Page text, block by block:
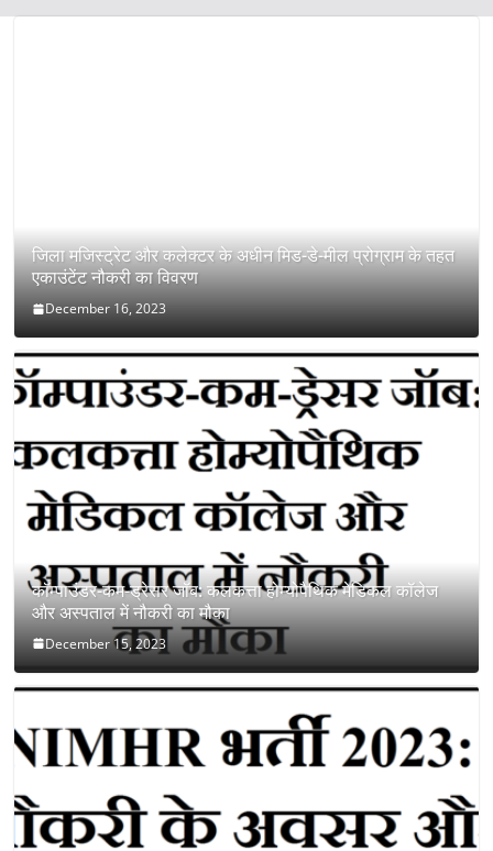
जिला मजिस्ट्रेट और कलेक्टर के अधीन मिड-डे-मील प्रोग्राम के तहत
एकाउंटेंट नौकरी का विवरण
December 16, 2023
कॉम्पाउंडर-कम-ड्रेसर जॉब: कलकत्ता होम्योपैथिक मेडिकल कॉलेज
और अस्पताल में नौकरी का मौका
December 15, 2023